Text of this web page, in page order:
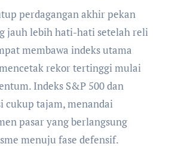
perdagangan akhir pekan
jauh lebih hati-hati setelah reli
membawa indeks utama
rekor tertinggi mulai
Indeks S&P 500 dan
cukup tajam, menandai
pasar yang berlangsung
menuju fase defensif.